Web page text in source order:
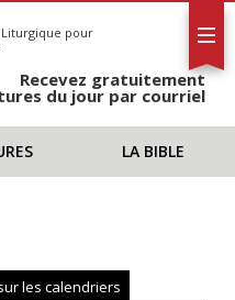
pour
Recevez gratuitement
du jour par courriel
LA BIBLE
les calendriers